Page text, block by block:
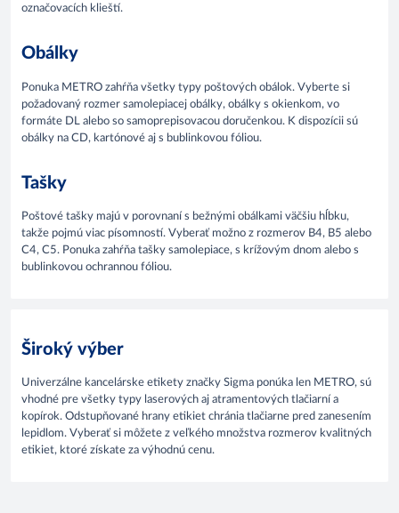
označovacích klieští.
Obálky
Ponuka METRO zahŕňa všetky typy poštových obálok. Vyberte si
požadovaný rozmer samolepiacej obálky, obálky s okienkom, vo
formáte DL alebo so samoprepisovacou doručenkou. K dispozícii sú
obálky na CD, kartónové aj s bublinkovou fóliou.
Tašky
Poštové tašky majú v porovnaní s bežnými obálkami väčšiu hĺbku,
takže pojmú viac písomností. Vyberať možno z rozmerov B4, B5 alebo
C4, C5. Ponuka zahŕňa tašky samolepiace, s krížovým dnom alebo s
bublinkovou ochrannou fóliou.
Široký výber
Univerzálne kancelárske etikety značky Sigma ponúka len METRO, sú
vhodné pre všetky typy laserových aj atramentových tlačiarní a
kopírok. Odstupňované hrany etikiet chránia tlačiarne pred zanesením
lepidlom. Vyberať si môžete z veľkého množstva rozmerov kvalitných
etikiet, ktoré získate za výhodnú cenu.